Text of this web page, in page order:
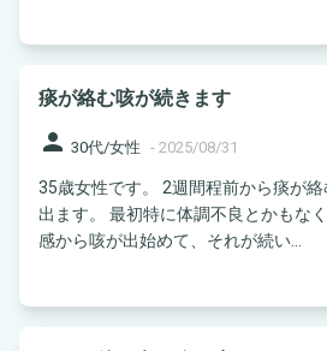
痰が絡む咳が続きます
person 30代/女性 - 2025/08/31
35歳女性です。 2週間程前から痰が
出ます。 最初特に体調不良とかもな
感から咳が出始めて、それが続い...